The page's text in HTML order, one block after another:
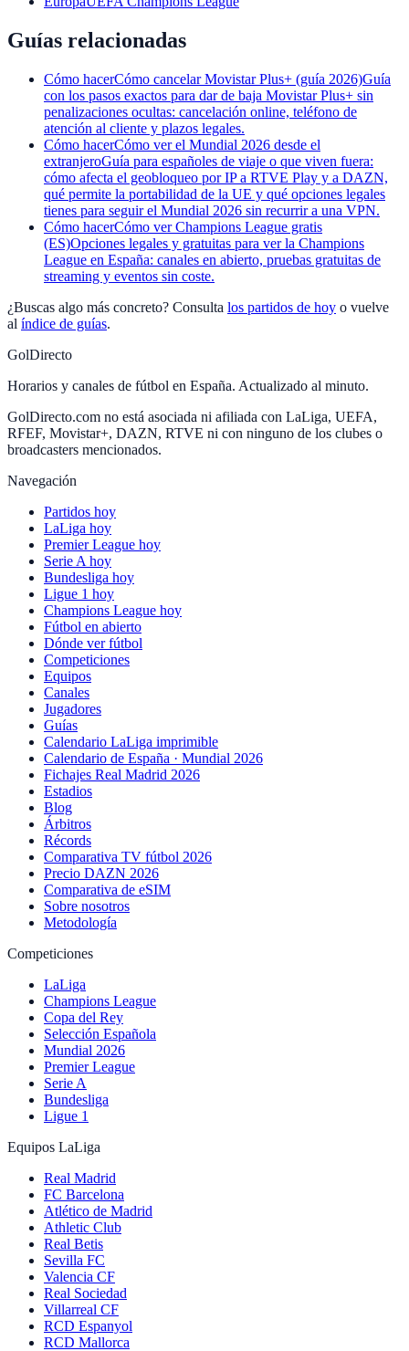
Guías relacionadas
Cómo hacerCómo cancelar Movistar Plus+ (guía 2026)Guía
con los pasos exactos para dar de baja Movistar Plus+ sin
penalizaciones ocultas: cancelación online, teléfono de
atención al cliente y plazos legales.
Cómo hacerCómo ver el Mundial 2026 desde el
extranjeroGuía para españoles de viaje o que viven fuera:
cómo afecta el geobloqueo por IP a RTVE Play y a DAZN,
qué permite la portabilidad de la UE y qué opciones legales
tienes para seguir el Mundial 2026 sin recurrir a una VPN.
Cómo hacerCómo ver Champions League gratis
(ES)Opciones legales y gratuitas para ver la Champions
League en España: canales en abierto, pruebas gratuitas de
streaming y eventos sin coste.
¿Buscas algo más concreto? Consulta los partidos de hoy o vuelve
al índice de guías.
GolDirecto
Horarios y canales de fútbol en España. Actualizado al minuto.
GolDirecto.com no está asociada ni afiliada con LaLiga, UEFA,
RFEF, Movistar+, DAZN, RTVE ni con ninguno de los clubes o
broadcasters mencionados.
Navegación
Partidos hoy
LaLiga hoy
Premier League hoy
Serie A hoy
Bundesliga hoy
Ligue 1 hoy
Champions League hoy
Fútbol en abierto
Dónde ver fútbol
Competiciones
Equipos
Canales
Jugadores
Guías
Calendario LaLiga imprimible
Calendario de España · Mundial 2026
Fichajes Real Madrid 2026
Estadios
Blog
Árbitros
Récords
Comparativa TV fútbol 2026
Precio DAZN 2026
Comparativa de eSIM
Sobre nosotros
Metodología
Competiciones
LaLiga
Champions League
Copa del Rey
Selección Española
Mundial 2026
Premier League
Serie A
Bundesliga
Ligue 1
Equipos LaLiga
Real Madrid
FC Barcelona
Atlético de Madrid
Athletic Club
Real Betis
Sevilla FC
Valencia CF
Real Sociedad
Villarreal CF
RCD Espanyol
RCD Mallorca